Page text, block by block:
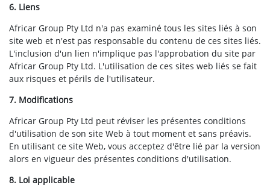
6. Liens
Africar Group Pty Ltd n'a pas examiné tous les sites liés à son
site web et n'est pas responsable du contenu de ces sites liés.
L'inclusion d'un lien n'implique pas l'approbation du site par
Africar Group Pty Ltd. L'utilisation de ces sites web liés se fait
aux risques et périls de l'utilisateur.
7. Modifications
Africar Group Pty Ltd peut réviser les présentes conditions
d'utilisation de son site Web à tout moment et sans préavis.
En utilisant ce site Web, vous acceptez d'être lié par la version
alors en vigueur des présentes conditions d'utilisation.
8. Loi applicable